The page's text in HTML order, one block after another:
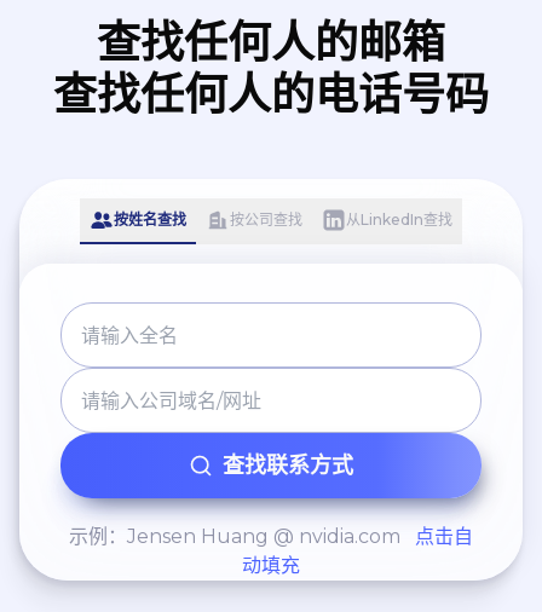
查找任何人的邮箱
查找任何人的电话号码
按姓名查找 按公司查找 从LinkedIn查找
查找联系方式
示例：Jensen Huang @ nvidia.com
点击自
动填充